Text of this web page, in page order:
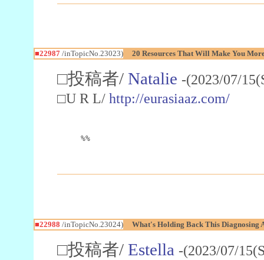
■22987/inTopicNo.23023) 20 Resources That Will Make You
□投稿者/ Natalie -(2023/07/
□U R L/ http://eurasiaaz.com/
%%
■22988 /inTopicNo.23024) What's Holding Back This Diagnosing
□投稿者/ Estella -(2023/07/